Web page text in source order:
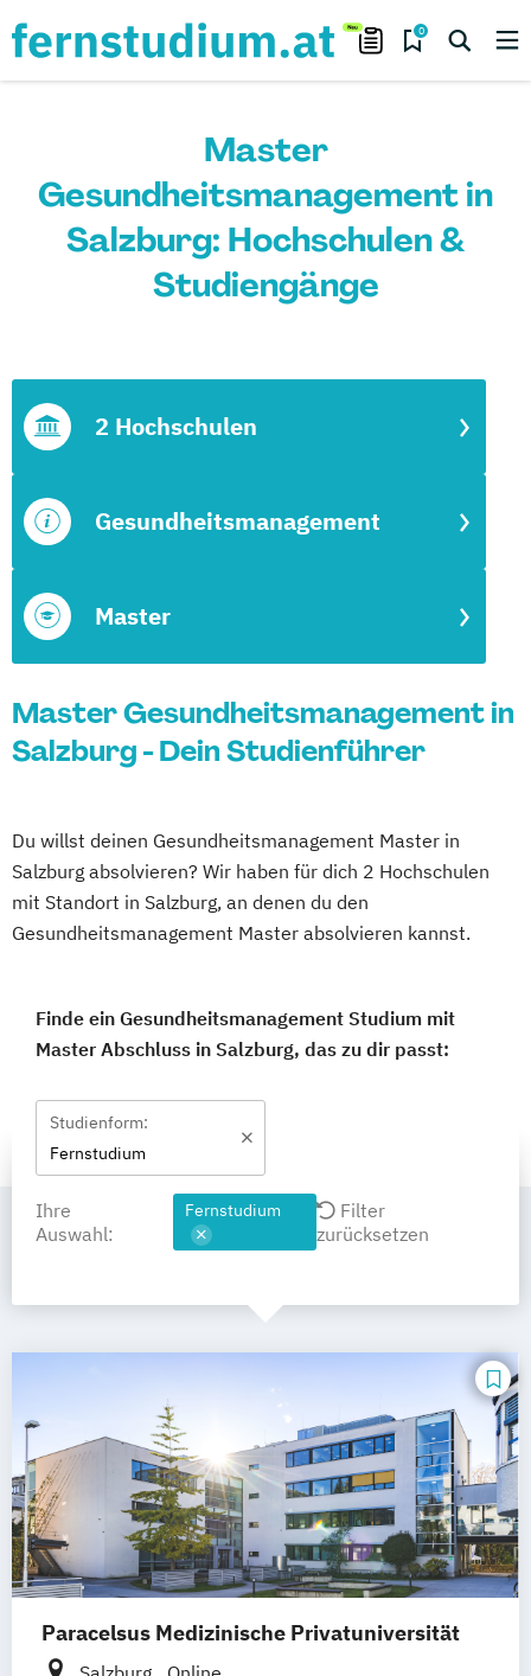
0
Master
Gesundheitsmanagement in
Salzburg: Hochschulen &
Studiengänge
Master
Gesundheitsmanagement
2 Hochschulen
Master Gesundheitsmanagement in
Salzburg - Dein Studienführer
Du willst deinen Gesundheitsmanagement Master in
Salzburg absolvieren? Wir haben für dich 2 Hochschulen
mit Standort in Salzburg, an denen du den
Gesundheitsmanagement Master absolvieren kannst.
Finde ein Gesundheitsmanagement Studium mit
Master Abschluss in Salzburg, das zu dir passt:
Studienform:
Fernstudium
Ihre
Auswahl:
Fernstudium
Filter
zurücksetzen
Paracelsus Medizinische Privatuniversität